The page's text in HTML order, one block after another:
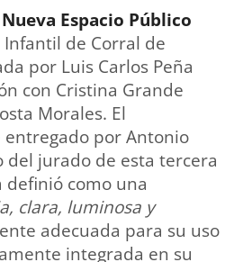
Espacio Público
Infantil de Corral de
por Luis Carlos Peña
con Cristina Grande
Morales. El
por Antonio
del jurado de esta tercera
definió como una
clara, luminosa y
adecuada para su uso
integrada en su